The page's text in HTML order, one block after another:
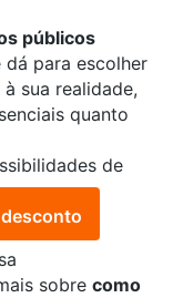
públicos
para escolher
sua realidade,
quanto
de
sobre como